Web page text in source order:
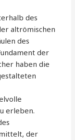
des
altrömischen
des
der
haben die
erleben.
der